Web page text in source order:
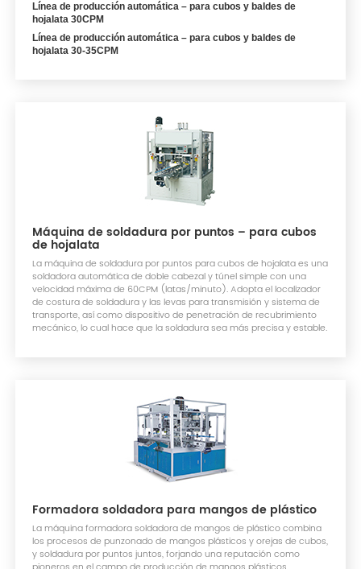
Línea de producción automática – para cubos y baldes de
hojalata 30CPM
Línea de producción automática – para cubos y baldes de
hojalata 30-35CPM
Máquina de soldadura por puntos – para cubos
de hojalata
La máquina de soldadura por puntos para cubos de hojalata es una
soldadora automática de doble cabezal y túnel simple con una
velocidad máxima de 60CPM (latas/minuto). Adopta el localizador
de costura de soldadura y las levas para transmisión y sistema de
transporte, así como dispositivo de penetración de recubrimiento
mecánico, lo cual hace que la soldadura sea más precisa y estable.
Formadora soldadora para mangos de plástico
La máquina formadora soldadora de mangos de plástico combina
los procesos de punzonado de mangos plásticos y orejas de cubos,
y soldadura por puntos juntos, forjando una reputación como